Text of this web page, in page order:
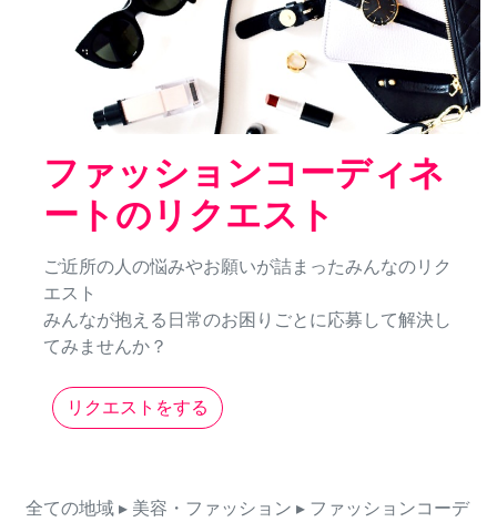
ファッションコーディネ
ートのリクエスト
ご近所の人の悩みやお願いが詰まったみんなのリク
エスト
みんなが抱える日常のお困りごとに応募して解決し
てみませんか？
リクエストをする
全ての地域 ▸ 美容・ファッション ▸ ファッションコーデ